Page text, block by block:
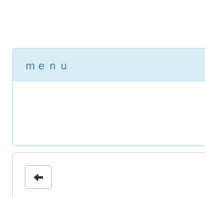
ｍｅｎｕ